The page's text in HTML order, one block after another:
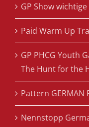
GP Show
Paid Warm Up
GP PHCG Youth
The Hunt for the
Pattern GERMAN
Nennstopp